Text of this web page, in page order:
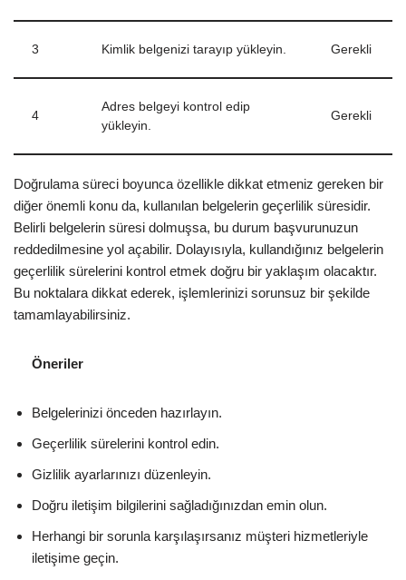
3 Kimlik belgenizi tarayıp yükleyin. Gerekli
4
Adres belgeyi kontrol edip
yükleyin.
Gerekli
Doğrulama süreci boyunca özellikle dikkat etmeniz gereken bir
diğer önemli konu da, kullanılan belgelerin geçerlilik süresidir.
Belirli belgelerin süresi dolmuşsa, bu durum başvurunuzun
reddedilmesine yol açabilir. Dolayısıyla, kullandığınız belgelerin
geçerlilik sürelerini kontrol etmek doğru bir yaklaşım olacaktır.
Bu noktalara dikkat ederek, işlemlerinizi sorunsuz bir şekilde
tamamlayabilirsiniz.
Öneriler
Belgelerinizi önceden hazırlayın.
Geçerlilik sürelerini kontrol edin.
Gizlilik ayarlarınızı düzenleyin.
Doğru iletişim bilgilerini sağladığınızdan emin olun.
Herhangi bir sorunla karşılaşırsanız müşteri hizmetleriyle
iletişime geçin.